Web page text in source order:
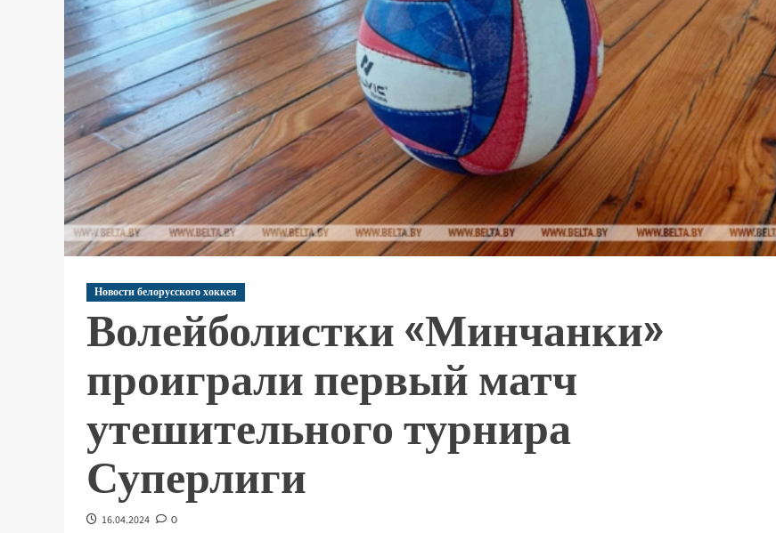
Новости белорусского хоккея
Волейболистки «Минчанки»
проиграли первый матч
утешительного турнира
Суперлиги
16.04.2024 0